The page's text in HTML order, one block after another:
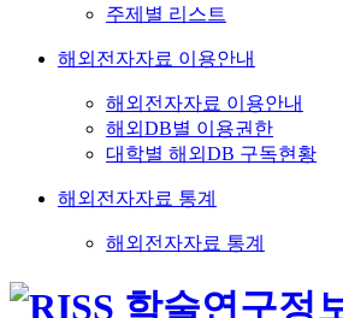
주제별 리스트
해외전자자료 이용안내
해외전자자료 이용안내
해외DB별 이용권한
대학별 해외DB 구독현황
해외전자자료 통계
해외전자자료 통계